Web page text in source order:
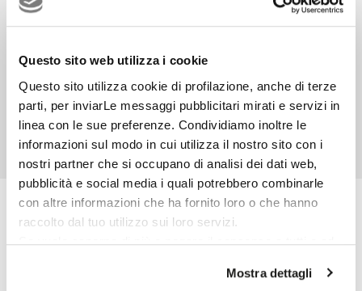
Questo sito web utilizza i cookie
Questo sito utilizza cookie di profilazione, anche di terze
parti, per inviarLe messaggi pubblicitari mirati e servizi in
linea con le sue preferenze. Condividiamo inoltre le
informazioni sul modo in cui utilizza il nostro sito con i
nostri partner che si occupano di analisi dei dati web,
pubblicità e social media i quali potrebbero combinarle
con altre informazioni che ha fornito loro o che hanno
raccolto dal tuo utilizzo sui loro servizi.
Se vuole saperne di più o negare il consenso a tutti o ad
espresso cliccando sul tasto “Accetta i cookie”. Se non
Mostra dettagli
Wallpaper. 20mm e finiture ad alte prestazioni: INX
garantisce coerenza estetica e libertà progettuale anche
in outdoor. Una materia tecnica e naturale, pensata per
ambiente è una narrazione visiva: INX si adatta e si
trasforma dialogando con la luce, grazie anche a
soluzioni specifiche come le strutture decorative Riga in
gres porcellanato e Stripe in pasta bianca. Materia e i
giochi di luce conferiscono profondità decorativa alle
superfici architettoniche.
3D
Anti Slip Soft Touch R10
Glossy
Natural
Grip R11
Certificazioni e Marchi